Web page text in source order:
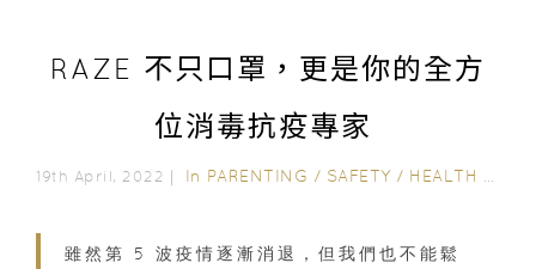
RAZE 不只口罩，更是你的全方
位消毒抗疫專家
19th April, 2022｜ In PARENTING / SAFETY / HEALTH & BEAUTY
雖然第 5 波疫情逐漸消退，但我們也不能鬆